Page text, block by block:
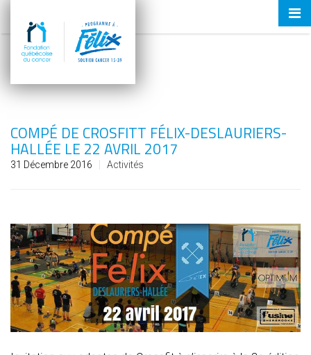
COMPÉ DE CROSFITT FÉLIX-DESLAURIERS-
HALLÉE LE 22 AVRIL 2017
31 Décembre 2016 Activités